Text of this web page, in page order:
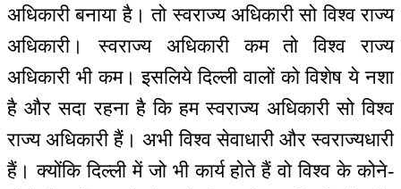
अधिकारी बनाया है। तो स्वराज्य अधिकारी सो विश्व राज्य
अधिकारी। स्वराज्य अधिकारी कम तो विश्व राज्य
अधिकारी भी कम। इसलिये दिल्ली वालों को विशेष ये नशा
है और सदा रहना है कि हम स्वराज्य अधिकारी सो विश्व
राज्य अधिकारी हैं। अभी विश्व सेवाधारी और स्वराज्यधारी
हैं। क्योंकि दिल्ली में जो भी कार्य होते हैं वो विश्व के कोने-